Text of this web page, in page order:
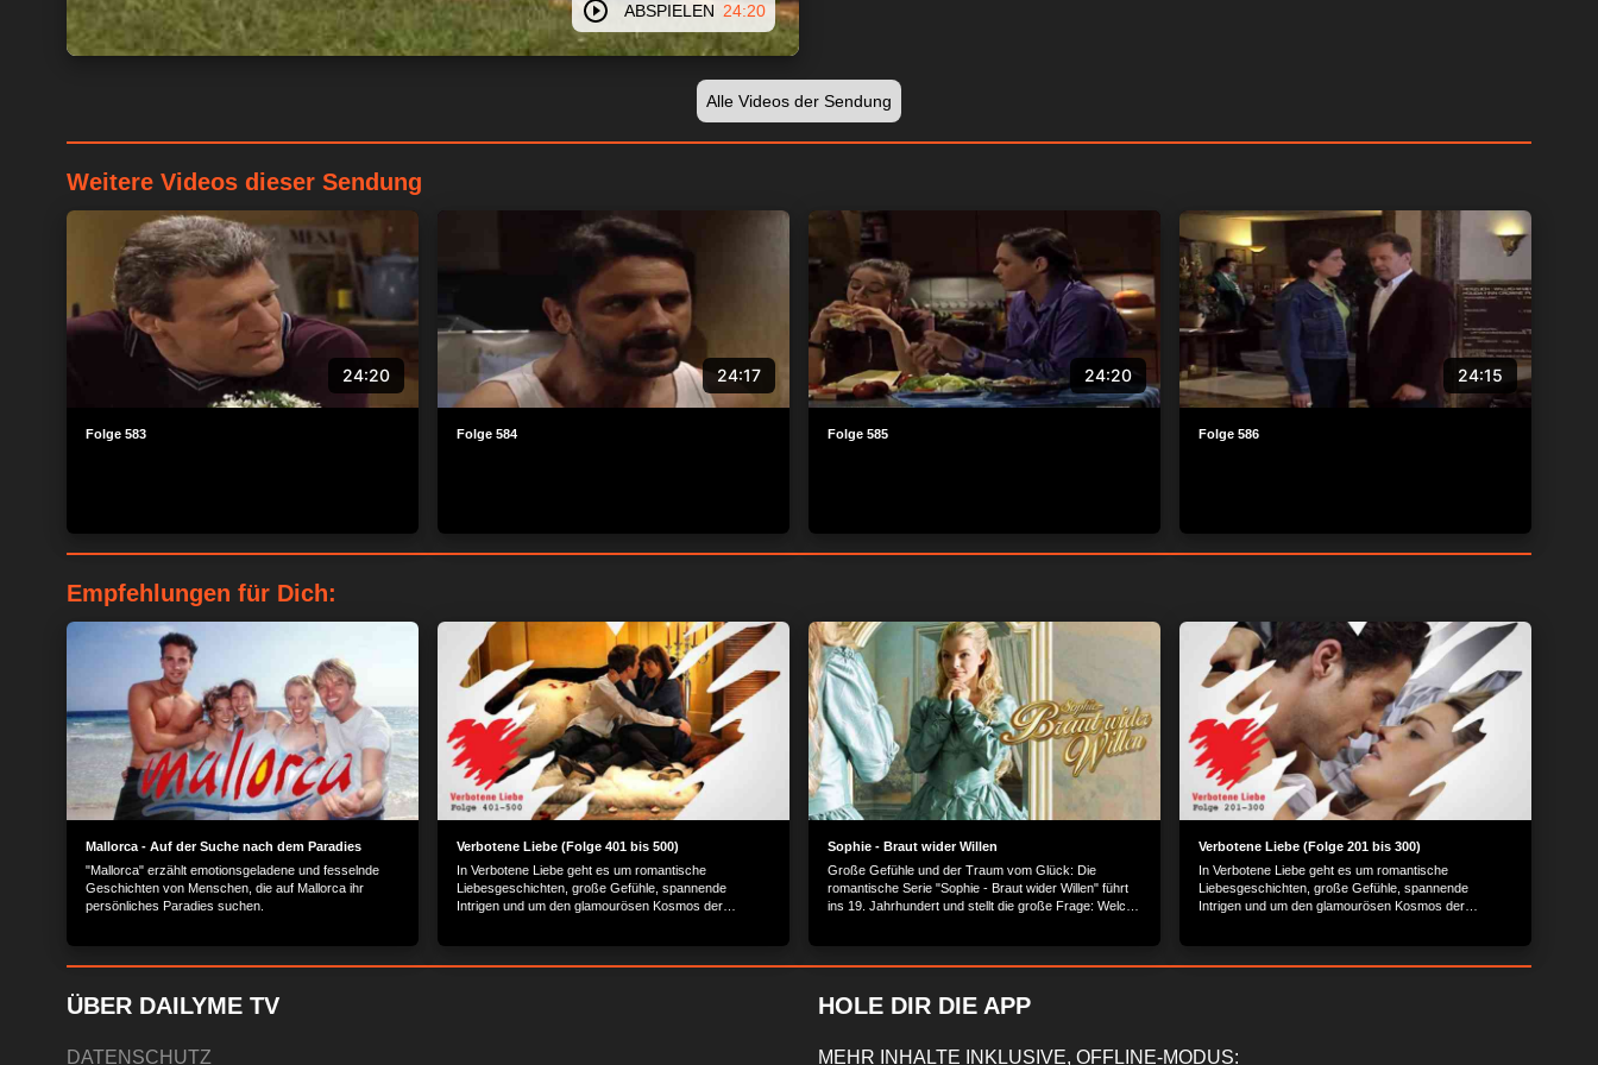
ABSPIELEN 24:20
Alle Videos der Sendung
Weitere Videos dieser Sendung
24:20
Folge 583
24:17
Folge 584
24:20
Folge 585
24:15
Folge 586
Empfehlungen für Dich:
Mallorca - Auf der Suche nach dem Paradies
"Mallorca" erzählt emotionsgeladene und fesselnde
Geschichten von Menschen, die auf Mallorca ihr
persönliches Paradies suchen.
Verbotene Liebe (Folge 401 bis 500)
In Verbotene Liebe geht es um romantische
Liebesgeschichten, große Gefühle, spannende
Intrigen und um den glamourösen Kosmos der
Sophie - Braut wider Willen
Große Gefühle und der Traum vom Glück: Die
romantische Serie "Sophie - Braut wider Willen" führt
ins 19. Jahrhundert und stellt die große Frage: Welche
Verbotene Liebe (Folge 201 bis 300)
In Verbotene Liebe geht es um romantische
Liebesgeschichten, große Gefühle, spannende
Intrigen und um den glamourösen Kosmos der
ÜBER DAILYME TV
DATENSCHUTZ
HOLE DIR DIE APP
MEHR INHALTE INKLUSIVE, OFFLINE-MODUS: